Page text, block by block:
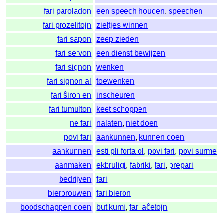
fari paroladon
een speech houden,speechen
fari prozelitojn
zieltjes winnen
fari sapon
zeep zieden
fari servon
een dienst bewijzen
fari signon
wenken
fari signon al
toewenken
fari ŝiron en
inscheuren
fari tumulton
keet schoppen
ne fari
nalaten, niet doen
povi fari
aankunnen, kunnen doen
aankunnen
esti pli forta ol , povi fari, povi
aanmaken
ekbruligi,fabriki,fari, prepari
bedrijven
fari
bierbrouwen
fari bieron
boodschappen doen
butikumi,fari aĉetojn